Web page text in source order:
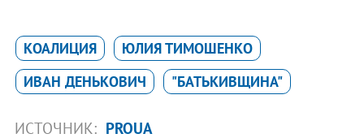
КОАЛИЦИЯ
ЮЛИЯ ТИМОШЕНКО
ИВАН ДЕНЬКОВИЧ
"БАТЬКИВЩИНА"
ИСТОЧНИК: PROUA